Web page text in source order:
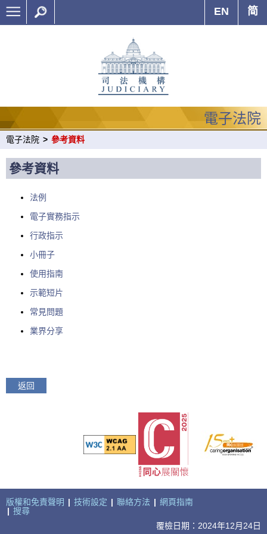
EN 简
電子法院
電子法院 > 參考資料
參考資料
法例
電子實務指示
行政指示
小冊子
使用指南
示範短片
常見問題
業界分享
返回
版權和免責聲明 | 技術設定 | 聯絡方法 | 網頁指南
| 搜尋
覆檢日期：2024年12月24日